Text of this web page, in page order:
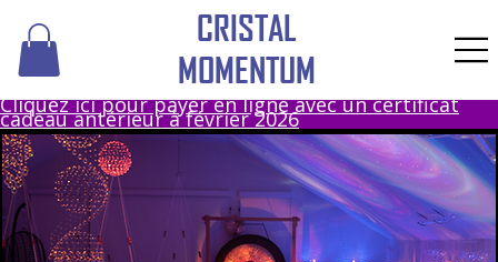
CRISTAL
MOMENTUM
Cliquez ici pour payer en ligne avec un certificat
cadeau antérieur à février 2026